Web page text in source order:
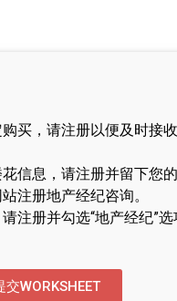
买，请注册以便及时接
信息，请注册并留下您
注册地产经纪咨询。
注册并勾选“地产经纪”选
交WORKSHEET